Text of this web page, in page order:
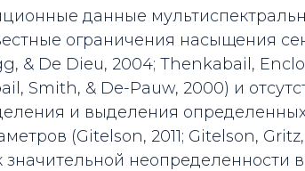
данные
ограничения насыщения
& De Dieu, 2004; Thenkabail,
Smith, & De-Pauw, 2000) и
и выделения
(Gitelson, 2011; Gitelson,
неопределенности